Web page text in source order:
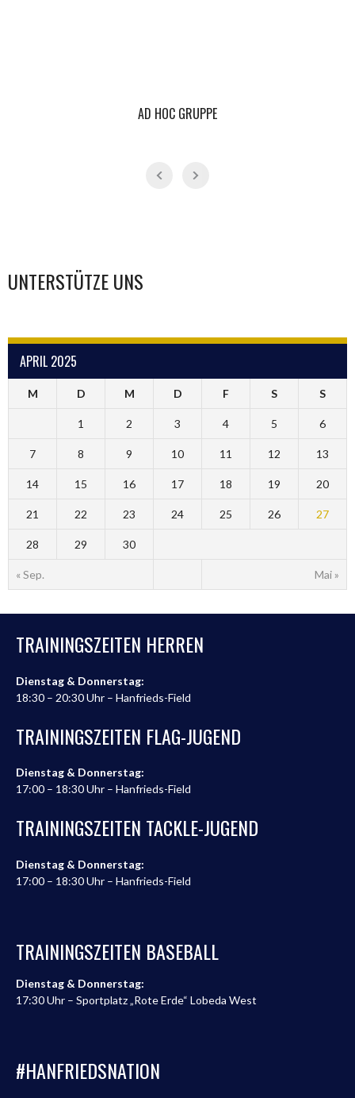
AD HOC GRUPPE
UNTERSTÜTZE UNS
APRIL 2025
M D M D F S S
« Sep. Mai »
1 2 3 4 5 6
7 8 9 10 11 12 13
14 15 16 17 18 19 20
21 22 23 24 25 26 27
28 29 30
TRAININGSZEITEN HERREN
Dienstag & Donnerstag:
18:30 – 20:30 Uhr – Hanfrieds-Field
TRAININGSZEITEN FLAG-JUGEND
Dienstag & Donnerstag:
17:00 – 18:30 Uhr – Hanfrieds-Field
TRAININGSZEITEN TACKLE-JUGEND
Dienstag & Donnerstag:
17:00 – 18:30 Uhr – Hanfrieds-Field
TRAININGSZEITEN BASEBALL
Dienstag & Donnerstag:
17:30 Uhr – Sportplatz „Rote Erde“ Lobeda West
#HANFRIEDSNATION